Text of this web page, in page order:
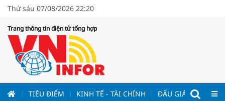
Thứ sáu 07/08/2026 22:20
Trang thông tin điện tử tổng hợp
TIÊU ĐIỂM KINH TẾ - TÀI CHÍNH ĐẤU GIÁ - ĐẤU